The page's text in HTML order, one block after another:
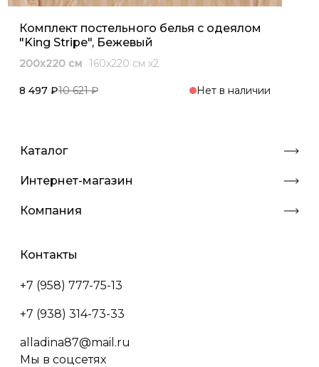
Комплект постельного белья с одеялом
"King Stripe", Бежевый
200x220 см 160x220 см х2
8 497 ₽10 621 ₽ Нет в наличии
Каталог
Интернет-магазин
Компания
Контакты
+7 (958) 777-75-13
+7 (938) 314-73-33
alladina87@mail.ru
Мы в соцсетях